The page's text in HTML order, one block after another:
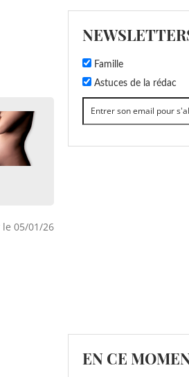
05/01/26
Famille
Astuces de la rédac
EN CE